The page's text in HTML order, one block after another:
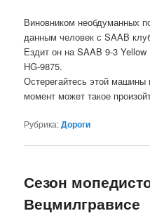
Виновником необдуманных
данным человек с SAAB
Ездит он на SAAB 9-3
HG-9875.
Остерегайтесь этой машины
момент может такое
Рубрика:Дороги
Сезон
Вецмилгрависе